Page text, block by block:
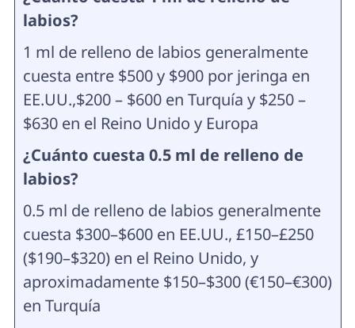
labios?
1 ml de relleno de labios generalmente
cuesta entre $500 y $900 por jeringa en
EE.UU.,$200 – $600 en Turquía y $250 –
$630 en el Reino Unido y Europa
¿Cuánto cuesta 0.5 ml de relleno de
labios?
0.5 ml de relleno de labios generalmente
cuesta $300–$600 en EE.UU., £150–£250
($190–$320) en el Reino Unido, y
aproximadamente $150–$300 (€150–€300)
en Turquía